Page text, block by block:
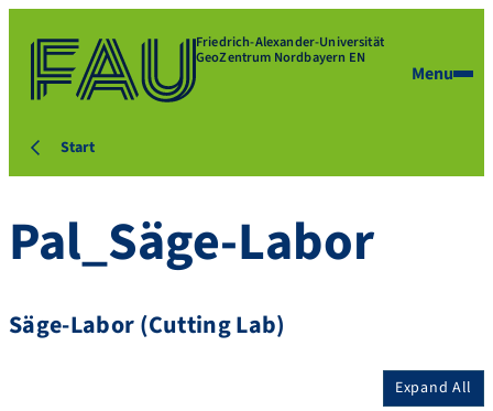
Friedrich-Alexander-Universität
GeoZentrum Nordbayern EN
Menu
Start
Pal_Säge-Labor
Säge-Labor (Cutting Lab)
Expand All